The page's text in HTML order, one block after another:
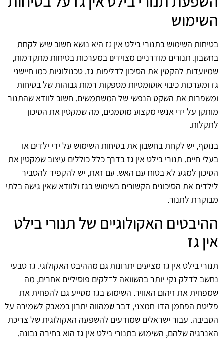
השימוש
בטיחות השימוש בתנורי בילט אין גז היא נושא חשוב שיש לקחת
בחשבון. תנורים מודרניים מצוידים במערכות בטיחות מתקדמות,
שמיועדות להקטין את הסיכון לדליפות גז. טכנולוגיות כמו חיישני
גז ומערכות כיבוי אוטומטיות מספקות רמות גבוהות של בטיחות
ומשפרות את השקט הנפשי של המשתמשים. חשוב לוודא שהתנור
מותקן על ידי אנשי מקצוע מוסמכים, מה שמקטין את הסיכון
לתקלות.
בנוסף, יש לקחת בחשבון את בטיחות השימוש על ידי ילדים או
בעלי חיים. תנורי בילט אין גז בדרך כלל כוללים עיצוב שמקטין את
הסיכון למגע לא בטוח עם האש. עם זאת, יש להקפיד להסביר
לילדים את הסיכונים הקשורים בשימוש בגז ולוודא שאין גישה בלתי
מבוקרת לתנור.
ההיבטים האקולוגיים של תנורי בילט
אין גז
תנורי בילט אין גז מציעים יתרונות גם מההיבט האקולוגי. גז טבעי
נחשב לדלק נקי יותר בהשוואה לדלקים פוסיליים אחרים, מה
שמפחית את זיהום האוויר. השימוש בגז מסייע גם להפחית את
פליטת הפחמן הדו-חמצני, דבר שמהווה יתרון במאבק לשמירה על
הסביבה. עבור ישראלים שמודעים להשפעה האקולוגית של צריכת
האנרגיה שלהם, השימוש בתנורי בילט אין גז הוא בחירה נבונה.